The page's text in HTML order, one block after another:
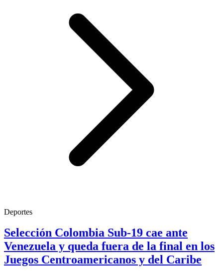
Deportes
Selección Colombia Sub-19 cae ante
Venezuela y queda fuera de la final en los
Juegos Centroamericanos y del Caribe